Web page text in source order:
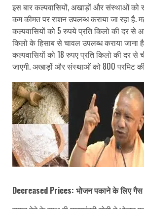
इस बार कल्पवासियों, अखाड़ों और संस्थाओं को
कम कीमत पर राशन उपलब्ध कराया जा रहा है.
कल्पवासियों को 5 रुपये प्रति किलो की दर से
किलो के हिसाब से चावल उपलब्ध कराया जाना
कल्पवासियों को 18 रुपए प्रति किलो की दर से
जाएगी. अखाड़ों और संस्थाओं को 800 परमिट
Decreased Prices: भोजन पकाने के लिए